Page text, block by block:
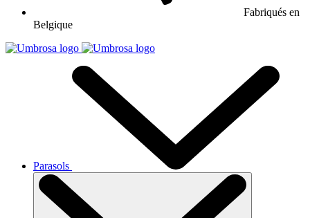
Fabriqués en
Belgique
Parasols